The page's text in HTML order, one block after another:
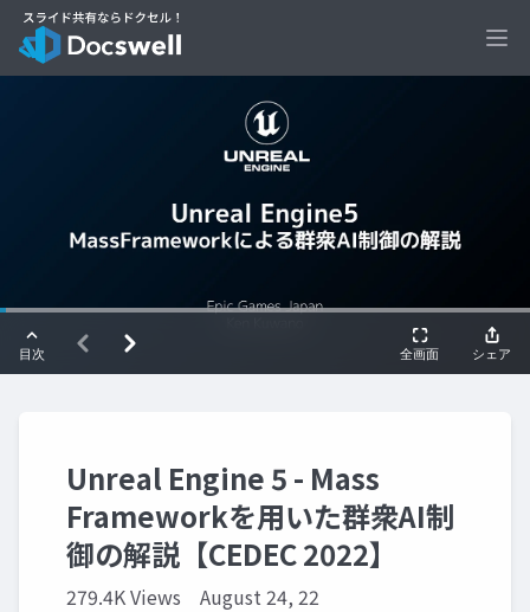
Unreal Engine 5 - Mass
Frameworkを用いた群衆AI制
御の解説【CEDEC 2022】
279.4K Views August 24, 22